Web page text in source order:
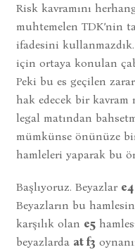
Risk kavramını
muhtemelen TDK’nin
ifadesini
için ortaya konulan
Peki bu es geçilen
hak edecek bir kavram
legal matından
mümkünse önünüze
hamleleri yaparak bu
Başlıyoruz. Beyazlar e4
Beyazların bu
karşılık olan e5
beyazlarda at f3